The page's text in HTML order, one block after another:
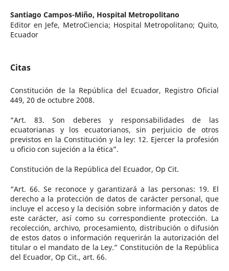
Santiago Campos-Miño, Hospital Metropolitano
Editor en Jefe, MetroCiencia; Hospital Metropolitano; Quito,
Ecuador
Citas
Constitución de la República del Ecuador, Registro Oficial
449, 20 de octubre 2008.
“Art. 83. Son deberes y responsabilidades de las
ecuatorianas y los ecuatorianos, sin perjuicio de otros
previstos en la Constitución y la ley: 12. Ejercer la profesión
u oficio con sujeción a la ética”.
Constitución de la República del Ecuador, Op Cit.
“Art. 66. Se reconoce y garantizará a las personas: 19. El
derecho a la protección de datos de carácter personal, que
incluye el acceso y la decisión sobre información y datos de
este carácter, así como su correspondiente protección. La
recolección, archivo, procesamiento, distribución o difusión
de estos datos o información requerirán la autorización del
titular o el mandato de la Ley.” Constitución de la República
del Ecuador, Op Cit., art. 66.